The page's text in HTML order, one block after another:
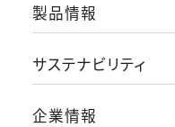
製品情報
サステナビリティ
企業情報